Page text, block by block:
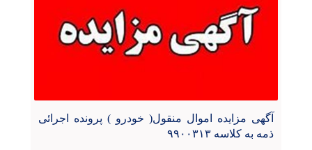
آگهی مزایده اموال منقول( خودرو ) پرونده اجرائی
ذمه به کلاسه ۹۹۰۰۳۱۳